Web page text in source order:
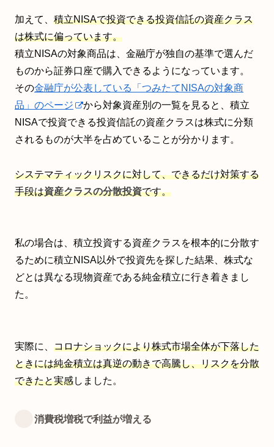
加えて、 積立NISAで投資できる投資信託の資産クラス
は株式に偏っています。
積立NISAの対象商品は、金融庁が独自の基準で選んだ
ものから証券口座で購入できるようになっています。
その金融庁が公表している「つみたてNISAの対象商
品」のページ
から対象資産別の一覧を見ると、積立
NISAで投資できる投資信託の資産クラスは株式に分類
されるものが大半を占めていることが分かります。
システマティックリスクに対して、できるだけ対策する
手段は資産クラスの分散投資です。
私の場合は、積立投資する資産クラスを根本的に分散す
るために積立NISA以外で投資先を探した結果、株式な
どとは異なる現物資産である純金積立に行き着きまし
た。
実際に、 コロナショックにより株式市場全体が下落した
ときには純金積立は真逆の動きで高騰し、リスクを分散
できたと実感しました。
消費税増税で利益が増える